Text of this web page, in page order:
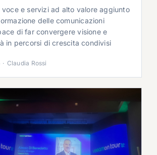
e servizi ad alto valore aggiunto
delle comunicazioni
di far convergere visione e
in percorsi di crescita condivisi
· Claudia Rossi